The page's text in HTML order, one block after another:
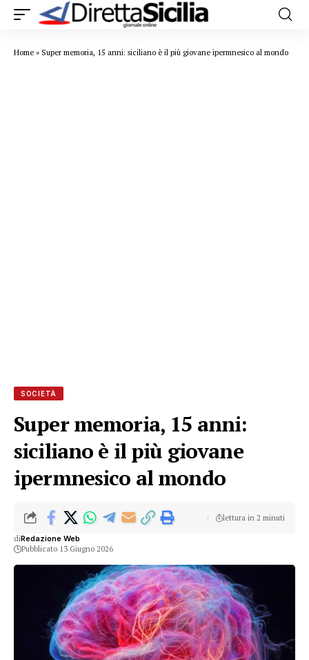
Home » Super memoria, 15 anni: siciliano è il più giovane ipermnesico al mondo
SOCIETÀ
Super memoria, 15 anni:
siciliano è il più giovane
ipermnesico al mondo
diRedazione Web
Pubblicato 13 Giugno 2026
lettura in 2 minuti